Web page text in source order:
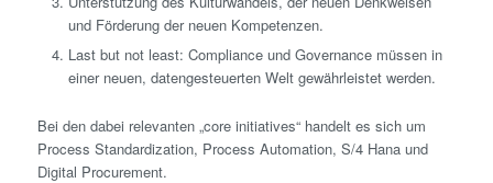
und Förderung der neuen Kompetenzen.
Last but not least: Compliance und Governance müssen in
einer neuen, datengesteuerten Welt gewährleistet werden.
Bei den dabei relevanten „core initiatives“ handelt es sich um
Process Standardization, Process Automation, S/4 Hana und
Digital Procurement.